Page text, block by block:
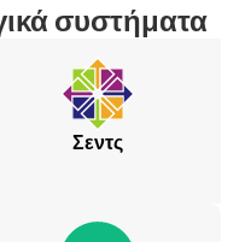
συστήματα
Σεντς